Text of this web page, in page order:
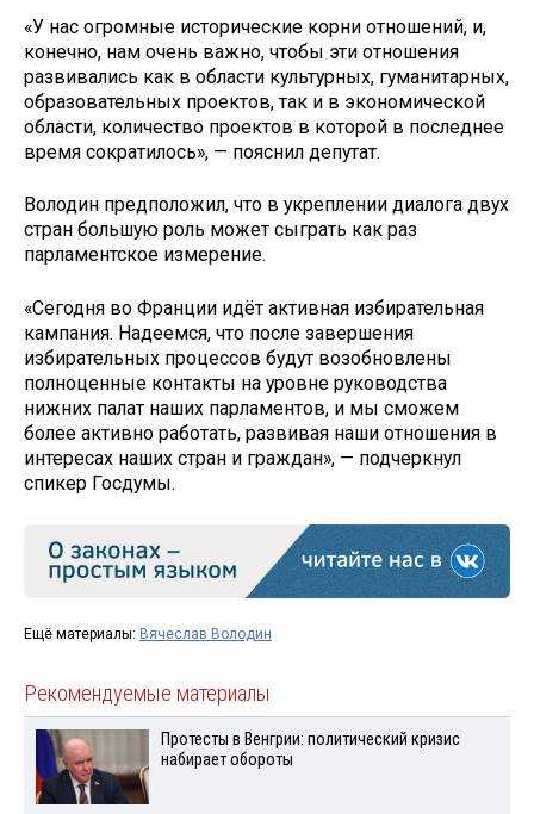
«У нас огромные исторические корни отношений, и,
конечно, нам очень важно, чтобы эти отношения
развивались как в области культурных, гуманитарных,
образовательных проектов, так и в экономической
области, количество проектов в которой в последнее
время сократилось», — пояснил депутат.
Володин предположил, что в укреплении диалога двух
стран большую роль может сыграть как раз
парламентское измерение.
«Сегодня во Франции идёт активная избирательная
кампания. Надеемся, что после завершения
избирательных процессов будут возобновлены
полноценные контакты на уровне руководства
нижних палат наших парламентов, и мы сможем
более активно работать, развивая наши отношения в
интересах наших стран и граждан», — подчеркнул
спикер Госдумы.
Ещё материалы: Вячеслав Володин
Рекомендуемые материалы
Протесты в Венгрии: политический кризис
набирает обороты